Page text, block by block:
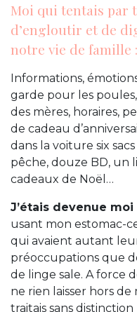
Moi qui tentais par
d’engloutir et de
notre vie de famille :
Informations,
garde pour les
des mères, horaires,
de cadeau
dans la voiture six
pêche, douze BD, un
cadeaux de Noël…
J’étais devenue
usant mon estomac-
qui avaient autant
préoccupations que
de linge sale. A force
ne rien laisser hors
traitais sans distinction